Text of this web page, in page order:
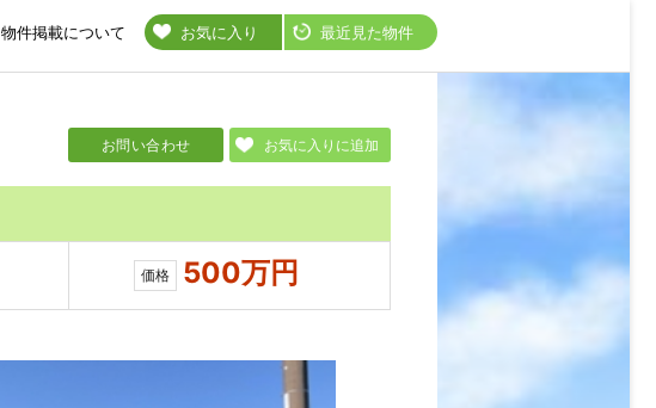
物件掲載について お気に入り 最近見た物件
お気に入りに追加
お問い合わせ
価格 500万円